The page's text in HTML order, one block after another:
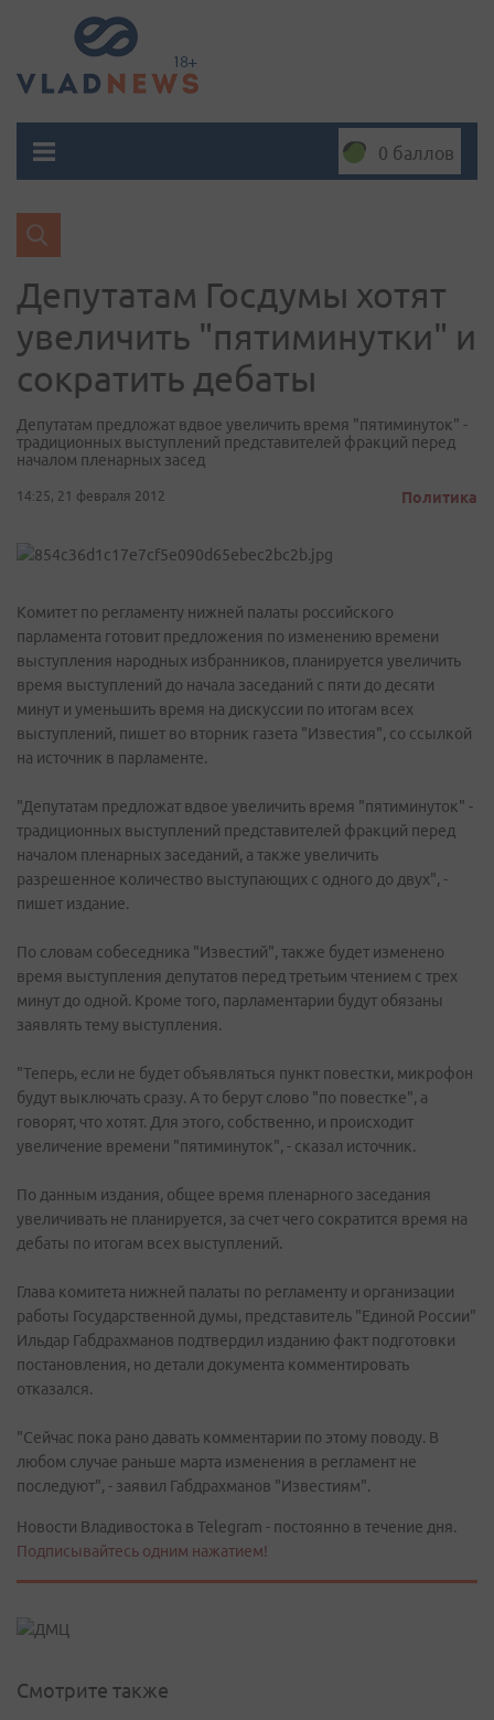
0 баллов
Депутатам Госдумы хотят
увеличить "пятиминутки" и
сократить дебаты
Депутатам предложат вдвое увеличить время "пятиминуток" -
традиционных выступлений представителей фракций перед
началом пленарных засед
14:25, 21 февраля 2012 Политика
Комитет по регламенту нижней палаты российского
парламента готовит предложения по изменению времени
выступления народных избранников, планируется увеличить
время выступлений до начала заседаний с пяти до десяти
минут и уменьшить время на дискуссии по итогам всех
выступлений, пишет во вторник газета "Известия", со ссылкой
на источник в парламенте.
"Депутатам предложат вдвое увеличить время "пятиминуток" -
традиционных выступлений представителей фракций перед
началом пленарных заседаний, а также увеличить
разрешенное количество выступающих с одного до двух", -
пишет издание.
По словам собеседника "Известий", также будет изменено
время выступления депутатов перед третьим чтением с трех
минут до одной. Кроме того, парламентарии будут обязаны
заявлять тему выступления.
"Теперь, если не будет объявляться пункт повестки, микрофон
будут выключать сразу. А то берут слово "по повестке", а
говорят, что хотят. Для этого, собственно, и происходит
увеличение времени "пятиминуток", - сказал источник.
По данным издания, общее время пленарного заседания
увеличивать не планируется, за счет чего сократится время на
дебаты по итогам всех выступлений.
Глава комитета нижней палаты по регламенту и организации
работы Государственной думы, представитель "Единой России"
Ильдар Габдрахманов подтвердил изданию факт подготовки
постановления, но детали документа комментировать
отказался.
"Сейчас пока рано давать комментарии по этому поводу. В
любом случае раньше марта изменения в регламент не
последуют", - заявил Габдрахманов "Известиям".
Новости Владивостока в Telegram - постоянно в течение дня.
Подписывайтесь одним нажатием!
Смотрите также